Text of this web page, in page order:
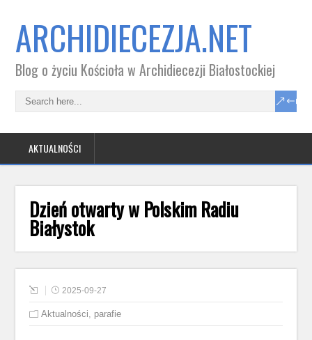
ARCHIDIECEZJA.NET
Blog o życiu Kościoła w Archidiecezji Białostockiej
AKTUALNOŚCI
Dzień otwarty w Polskim Radiu
Białystok
2025-09-27
Aktualności, parafie